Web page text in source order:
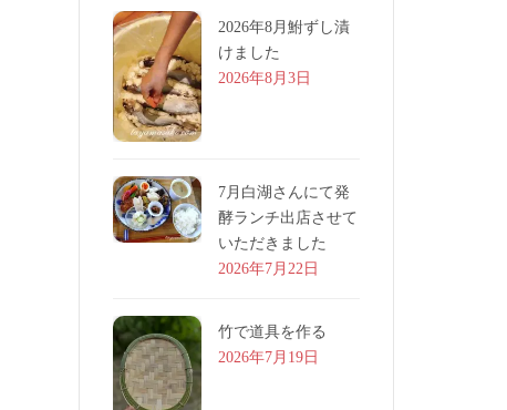
2026年8月鮒ずし漬
けました
2026年8月3日
7月白湖さんにて発
酵ランチ出店させて
いただきました
2026年7月22日
竹で道具を作る
2026年7月19日